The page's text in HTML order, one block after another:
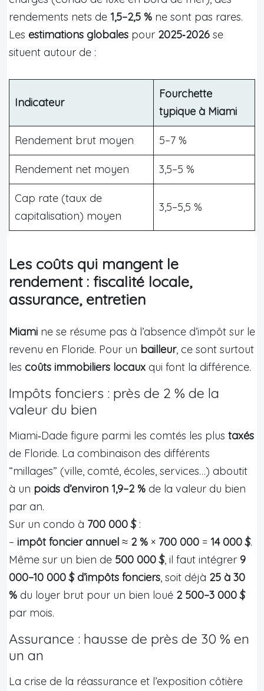
rendements nets de 1,5–2,5 % ne sont pas rares.
Les estimations globales pour 2025‑2026 se
situent autour de :
Indicateur
Fourchette
typique à Miami
Rendement brut moyen 5–7 %
Rendement net moyen 3,5–5 %
Cap rate (taux de
capitalisation) moyen
3,5–5,5 %
Les coûts qui mangent le
rendement : fiscalité locale,
assurance, entretien
Miami ne se résume pas à l’absence d’impôt sur le
revenu en Floride. Pour un bailleur, ce sont surtout
les coûts immobiliers locaux qui font la différence.
Impôts fonciers : près de 2 % de la
valeur du bien
Miami‑Dade figure parmi les comtés les plus taxés
de Floride. La combinaison des différents
“millages” (ville, comté, écoles, services…) aboutit
à un poids d’environ 1,9–2 % de la valeur du bien
par an.
Sur un condo à 700 000 $:
– impôt foncier annuel ≈ 2 % × 700 000 = 14 000 $.
Même sur un bien de 500 000 $, il faut intégrer 9
000–10 000 $ d’impôts fonciers, soit déjà 25 à 30
% du loyer brut pour un bien loué 2 500–3 000 $
par mois.
Assurance : hausse de près de 30 % en
un an
La crise de la réassurance et l’exposition côtière